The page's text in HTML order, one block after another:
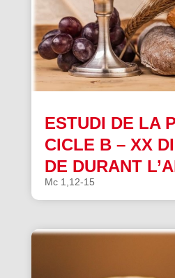
ESTUDI DE LA
CICLE B – XX
DE DURANT
Mc 1,12-15